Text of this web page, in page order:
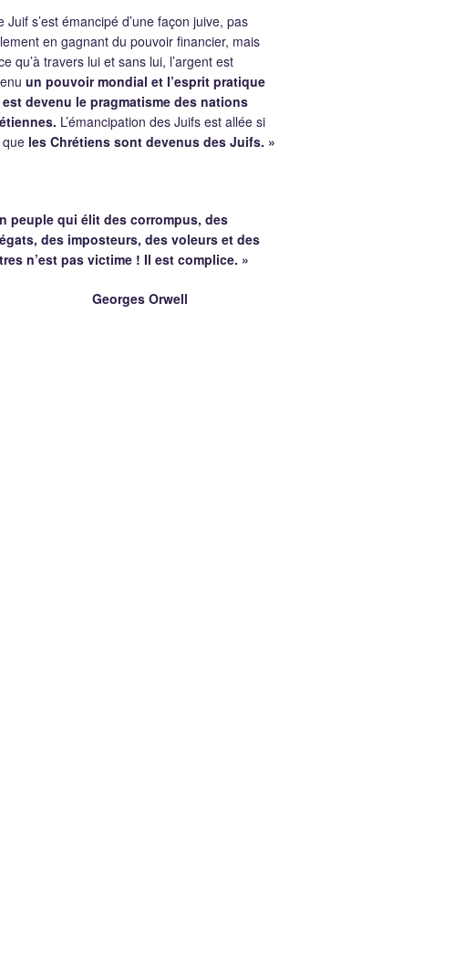
Juif s’est émancipé d’une façon juive, pas
en gagnant du pouvoir financier, mais
qu’à travers lui et sans lui, l’argent est
un pouvoir mondial et l’esprit pratique
devenu le pragmatisme des nations
L’émancipation des Juifs est allée si
que les Chrétiens sont devenus des Juifs. »
peuple qui élit des corrompus, des
des imposteurs, des voleurs et des
n’est pas victime ! Il est complice. »
Orwell